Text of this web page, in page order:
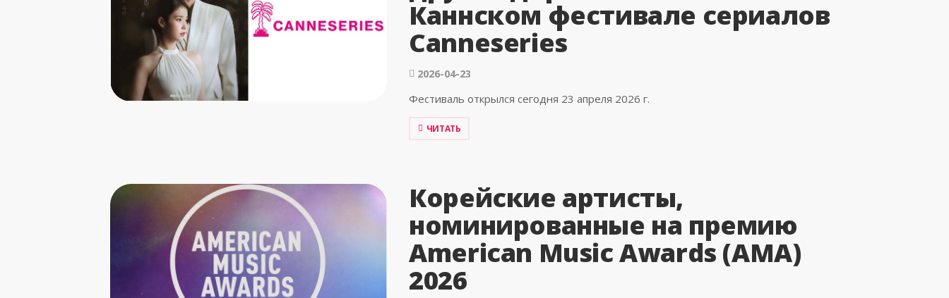
Каннском фестивале сериалов
Canneseries
2026-04-23
Фестиваль открылся сегодня 23 апреля 2026 г.
ЧИТАТЬ
Корейские артисты,
номинированные на премию
American Music Awards (AMA)
2026